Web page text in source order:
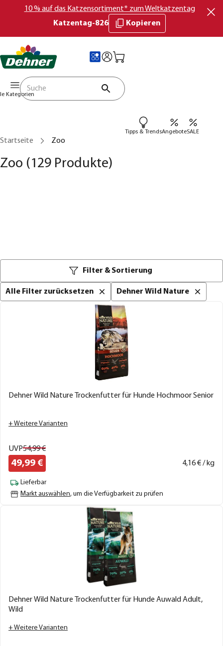
10 % auf das Katzensortiment* zum Weltkatzentag
Katzentag-826
Kopieren
Kategorien
Tipps & TrendsAngeboteSALE
Startseite Zoo
Zoo (129 Produkte)
Filter & Sortierung
Alle Filter zurücksetzen Dehner Wild Nature
Dehner Wild Nature Trockenfutter für Hunde Hochmoor Senior
+ Weitere Varianten
UVP54,99€
49,99 € 4,16€ / kg
Lieferbar
Markt auswählen, um die Verfügbarkeit zu prüfen
Dehner Wild Nature Trockenfutter für Hunde Auwald Adult,
Wild
+ Weitere Varianten